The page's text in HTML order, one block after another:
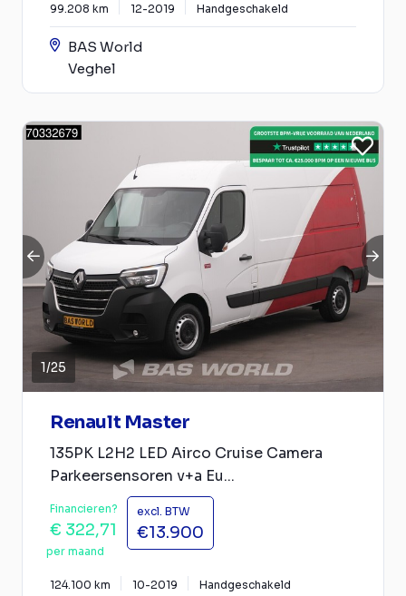
99.208 km 12-2019 Handgeschakeld
BAS World
Veghel
1/25
Renault Master
135PK L2H2 LED Airco Cruise Camera
Parkeersensoren v+a Eu...
Financieren?
€ 322,71
per maand
excl. BTW
€13.900
124.100 km 10-2019 Handgeschakeld